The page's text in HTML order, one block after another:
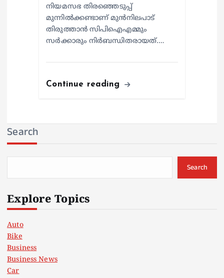
നിയമസഭ തിരഞ്ഞെടുപ്പ്
മുന്നില്‍ക്കണ്ടാണ് മുന്‍നിലപാട്
തിരുത്താന്‍ സിപിഐഎമ്മും
സര്‍ക്കാരും നിര്‍ബന്ധിതരായത്.…
Continue reading
Search
Search
Explore Topics
Auto
Bike
Business
Business News
Car